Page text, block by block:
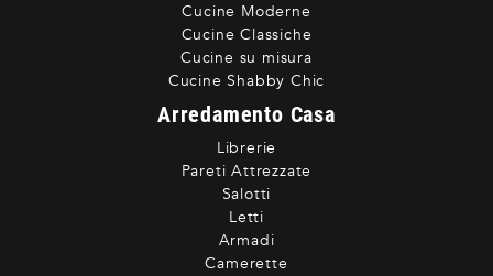
Cucine Moderne
Cucine Classiche
Cucine su misura
Cucine Shabby Chic
Arredamento Casa
Librerie
Pareti Attrezzate
Salotti
Letti
Armadi
Camerette